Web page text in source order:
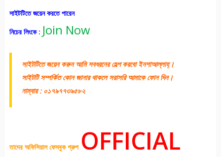
সাইটটিতে জয়েন করতে পারেন
নিচের লিংকে : Join Now
সাইটটিতে জয়েন করুন আমি সবধরনের হেল্প করবো ইনশাআল্লাহ্।
সাইটটি সম্পর্কিত কোন জানার থাকলে সরাসরি আমাকে ফোন দিন।
নাম্বার : ০১৭৯৭৭৩৯৫৮২
তাদের অফিসিয়াল ফেসবুক গ্রুপ OFFICIAL